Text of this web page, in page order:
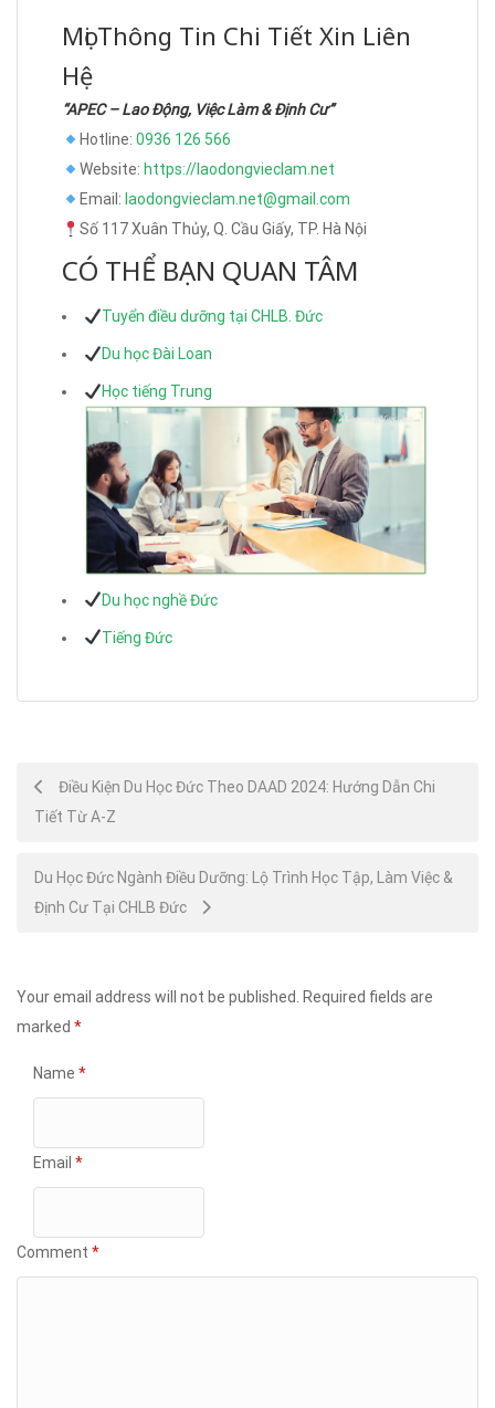
Mọi Thông Tin Chi Tiết Xin Liên
Hệ
“APEC – Lao Động, Việc Làm & Định Cư”
Hotline: 0936 126 566
Website: https://laodongvieclam.net
Email: laodongvieclam.net@gmail.com
Số 117 Xuân Thủy, Q. Cầu Giấy, TP. Hà Nội
CÓ THỂ BẠN QUAN TÂM
Tuyển điều dưỡng tại CHLB. Đức
Du học Đài Loan
Học tiếng Trung
Du học nghề Đức
Tiếng Đức
Post
navigation
Điều Kiện Du Học Đức Theo DAAD 2024: Hướng Dẫn Chi
Tiết Từ A-Z
Du Học Đức Ngành Điều Dưỡng: Lộ Trình Học Tập, Làm Việc &
Định Cư Tại CHLB Đức
Your email address will not be published.
Required fields are
marked *
Name *
Email *
Comment *